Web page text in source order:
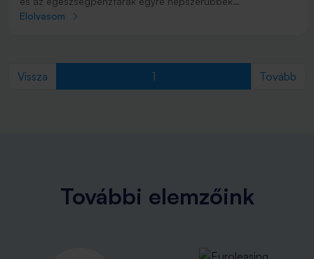
Magyarországon, mivel a tagság számos előnnyel jár
arra, hogy tudatosan gondoskodjanak egészségükről és
pénzügyi jólétükről.
Elolvasom
Vissza 1(current) Tovább
További elemzőink